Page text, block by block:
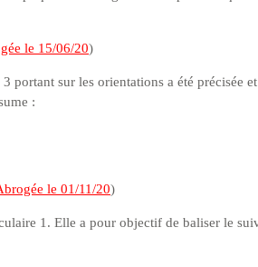
le 15/06/20)
portant sur les orientations a été précisée et
:
le 01/11/20)
1. Elle a pour objectif de baliser le